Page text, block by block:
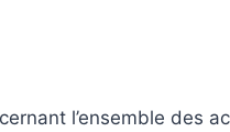
l’ensemble des